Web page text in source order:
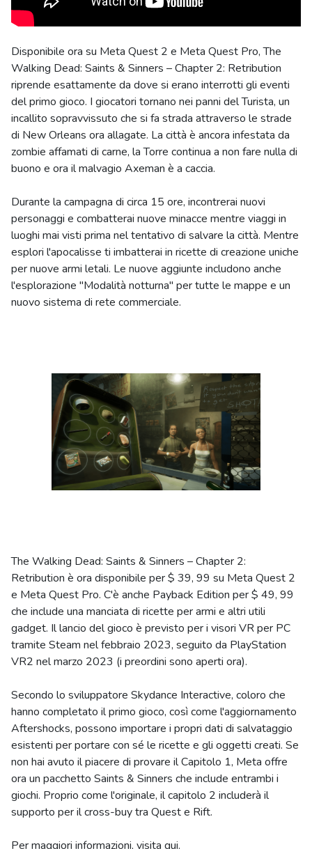
Disponibile ora su Meta Quest 2 e Meta Quest Pro, The
Walking Dead: Saints & Sinners – Chapter 2: Retribution
riprende esattamente da dove si erano interrotti gli eventi
del primo gioco. I giocatori tornano nei panni del Turista, un
incallito sopravvissuto che si fa strada attraverso le strade
di New Orleans ora allagate. La città è ancora infestata da
zombie affamati di carne, la Torre continua a non fare nulla di
buono e ora il malvagio Axeman è a caccia.
Durante la campagna di circa 15 ore, incontrerai nuovi
personaggi e combatterai nuove minacce mentre viaggi in
luoghi mai visti prima nel tentativo di salvare la città. Mentre
esplori l'apocalisse ti imbatterai in ricette di creazione uniche
per nuove armi letali. Le nuove aggiunte includono anche
l'esplorazione "Modalità notturna" per tutte le mappe e un
nuovo sistema di rete commerciale.
The Walking Dead: Saints & Sinners – Chapter 2:
Retribution è ora disponibile per $ 39, 99 su Meta Quest 2
e Meta Quest Pro. C'è anche Payback Edition per $ 49, 99
che include una manciata di ricette per armi e altri utili
gadget. Il lancio del gioco è previsto per i visori VR per PC
tramite Steam nel febbraio 2023, seguito da PlayStation
VR2 nel marzo 2023 (i preordini sono aperti ora).
Secondo lo sviluppatore Skydance Interactive, coloro che
hanno completato il primo gioco, così come l'aggiornamento
Aftershocks, possono importare i propri dati di salvataggio
esistenti per portare con sé le ricette e gli oggetti creati. Se
non hai avuto il piacere di provare il Capitolo 1, Meta offre
ora un pacchetto Saints & Sinners che include entrambi i
giochi. Proprio come l'originale, il capitolo 2 includerà il
supporto per il cross-buy tra Quest e Rift.
Per maggiori informazioni, visita qui.